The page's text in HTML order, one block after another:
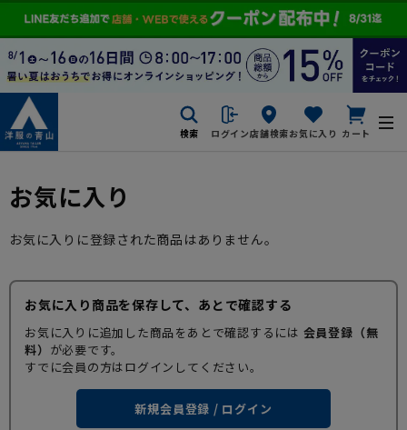
検索 ログイン店舗検索お気に入り カート
お気に入り
お気に入りに登録された商品はありません。
お気に入り商品を保存して、あとで確認する
お気に入りに追加した商品をあとで確認するには 会員登録（無
料） が必要です。
すでに会員の方はログインしてください。
新規会員登録 / ログイン